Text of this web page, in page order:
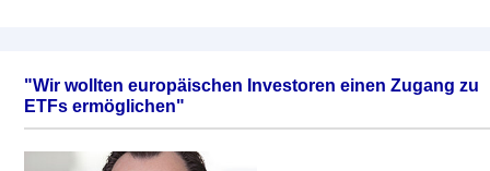
"Wir wollten europäischen Investoren einen Zugang zu
ETFs ermöglichen"